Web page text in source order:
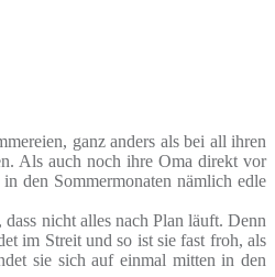
ganz anders als bei all ihren
Als auch noch ihre Oma direkt vor
den Sommermonaten nämlich edle
nicht alles nach Plan läuft. Denn
im Streit und so ist sie fast froh, als
sie sich auf einmal mitten in den